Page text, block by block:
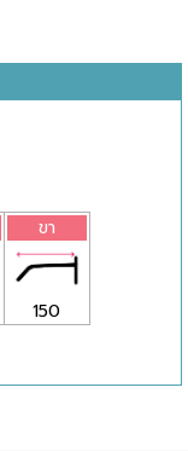
ขา
150